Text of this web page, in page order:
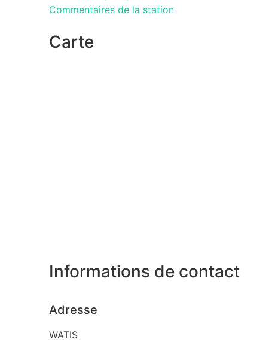
Commentaires de la station
Carte
Informations de contact
Adresse
WATIS